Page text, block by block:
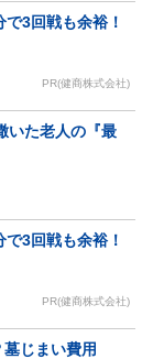
で3回戦も余裕！
PR(健商株式会社)
いた老人の『最
で3回戦も余裕！
PR(健商株式会社)
じまい費用